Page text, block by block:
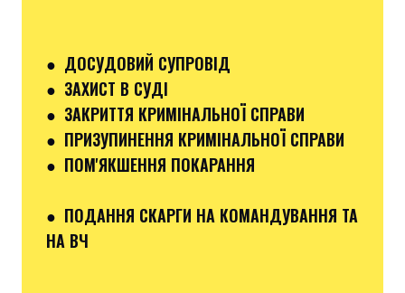
● ДОСУДОВИЙ СУПРОВІД
● ЗАХИСТ В СУДІ
● ЗАКРИТТЯ КРИМІНАЛЬНОЇ СПРАВИ
● ПРИЗУПИНЕННЯ КРИМІНАЛЬНОЇ СПРАВИ
● ПОМ'ЯКШЕННЯ ПОКАРАННЯ
● ПОДАННЯ СКАРГИ НА КОМАНДУВАННЯ ТА
НА ВЧ